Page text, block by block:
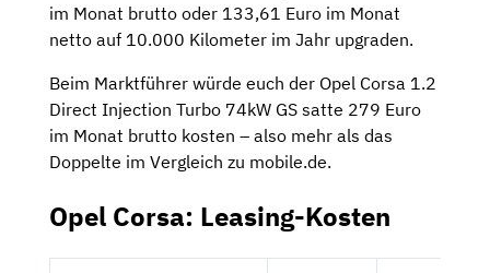
im Monat brutto oder 133,61 Euro im Monat
netto auf 10.000 Kilometer im Jahr upgraden.
Beim Marktführer würde euch der Opel Corsa 1.2
Direct Injection Turbo 74kW GS satte 279 Euro
im Monat brutto kosten – also mehr als das
Doppelte im Vergleich zu mobile.de.
Opel Corsa: Leasing-Kosten